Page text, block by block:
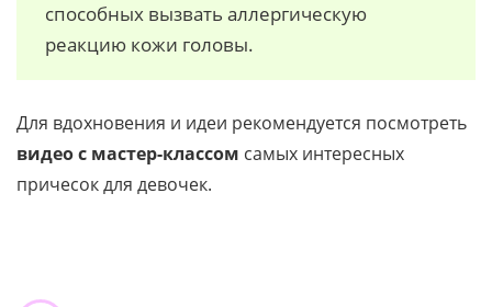
способных вызвать аллергическую
реакцию кожи головы.
Для вдохновения и идеи рекомендуется посмотреть
видео с мастер-классом самых интересных
причесок для девочек.